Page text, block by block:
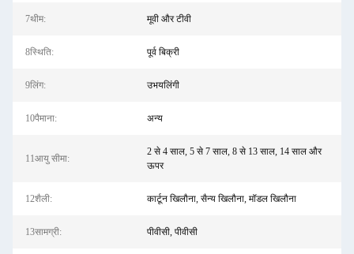
7थीम: मूवी और टीवी
8स्थिति: पूर्व बिक्री
9लिंग: उभयलिंगी
10पैमाना: अन्य
11आयु सीमा:
2 से 4 साल, 5 से 7 साल, 8 से 13 साल, 14 साल और
ऊपर
12शैली: कार्टून खिलौना, सैन्य खिलौना, मॉडल खिलौना
13सामग्री: पीवीसी, पीवीसी